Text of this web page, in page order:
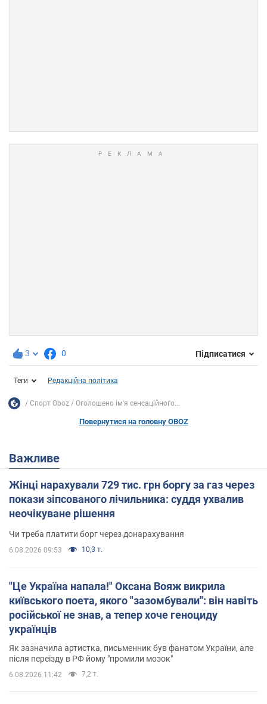
3 0 Підписатися
Теги Редакційна політика
Спорт Oboz Оголошено ім'я сенсаційного...
Повернутися на головну OBOZ
Важливе
Жінці нарахували 729 тис. грн боргу за газ через
покази зіпсованого лічильника: суддя ухвалив
неочікуване рішення
Чи треба платити борг через донарахування
6.08.2026 09:53 10,3 т.
"Це Україна напала!" Оксана Вояж викрила
київського поета, якого "зазомбували": він навіть
російської не знав, а тепер хоче геноциду
українців
Як зазначила артистка, письменник був фанатом України, але
після переїзду в РФ йому "промили мозок"
6.08.2026 11:42 7,2 т.